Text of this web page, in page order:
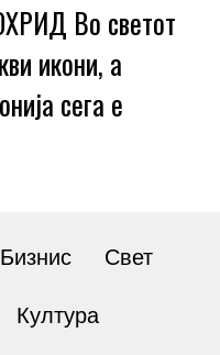
Во светот
икони, а
сега е
Бизнис Свет
Култура